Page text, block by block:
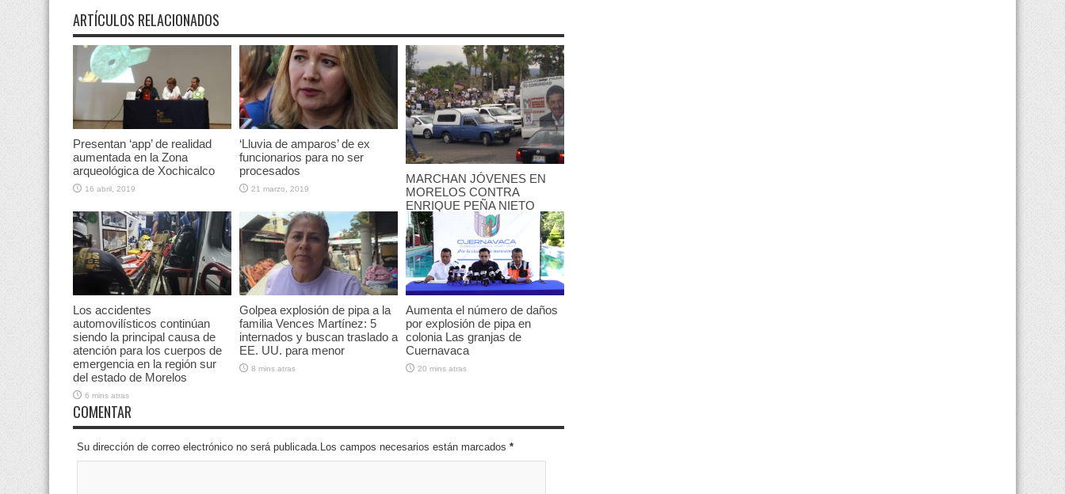
ARTÍCULOS RELACIONADOS
Presentan ‘app’ de realidad
aumentada en la Zona
arqueológica de Xochicalco
16 abril, 2019
‘Lluvia de amparos’ de ex
funcionarios para no ser
procesados
21 marzo, 2019
MARCHAN JÓVENES EN
MORELOS CONTRA
ENRIQUE PEÑA NIETO
25 mayo, 2012
Los accidentes
automovilísticos continúan
siendo la principal causa de
atención para los cuerpos de
emergencia en la región sur
del estado de Morelos
6 mins atras
Golpea explosión de pipa a la
familia Vences Martínez: 5
internados y buscan traslado a
EE. UU. para menor
8 mins atras
Aumenta el número de daños
por explosión de pipa en
colonia Las granjas de
Cuernavaca
20 mins atras
COMENTAR
Su dirección de correo electrónico no será publicada.Los campos necesarios están marcados *